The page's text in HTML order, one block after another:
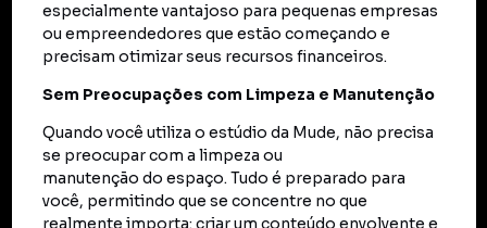
especialmente vantajoso para pequenas empresas
ou empreendedores que estão começando e
precisam otimizar seus recursos financeiros.
Sem Preocupações com Limpeza e Manutenção
Quando você utiliza o estúdio da Mude, não precisa
se preocupar com a limpeza ou
manutenção do espaço. Tudo é preparado para
você, permitindo que se concentre no que